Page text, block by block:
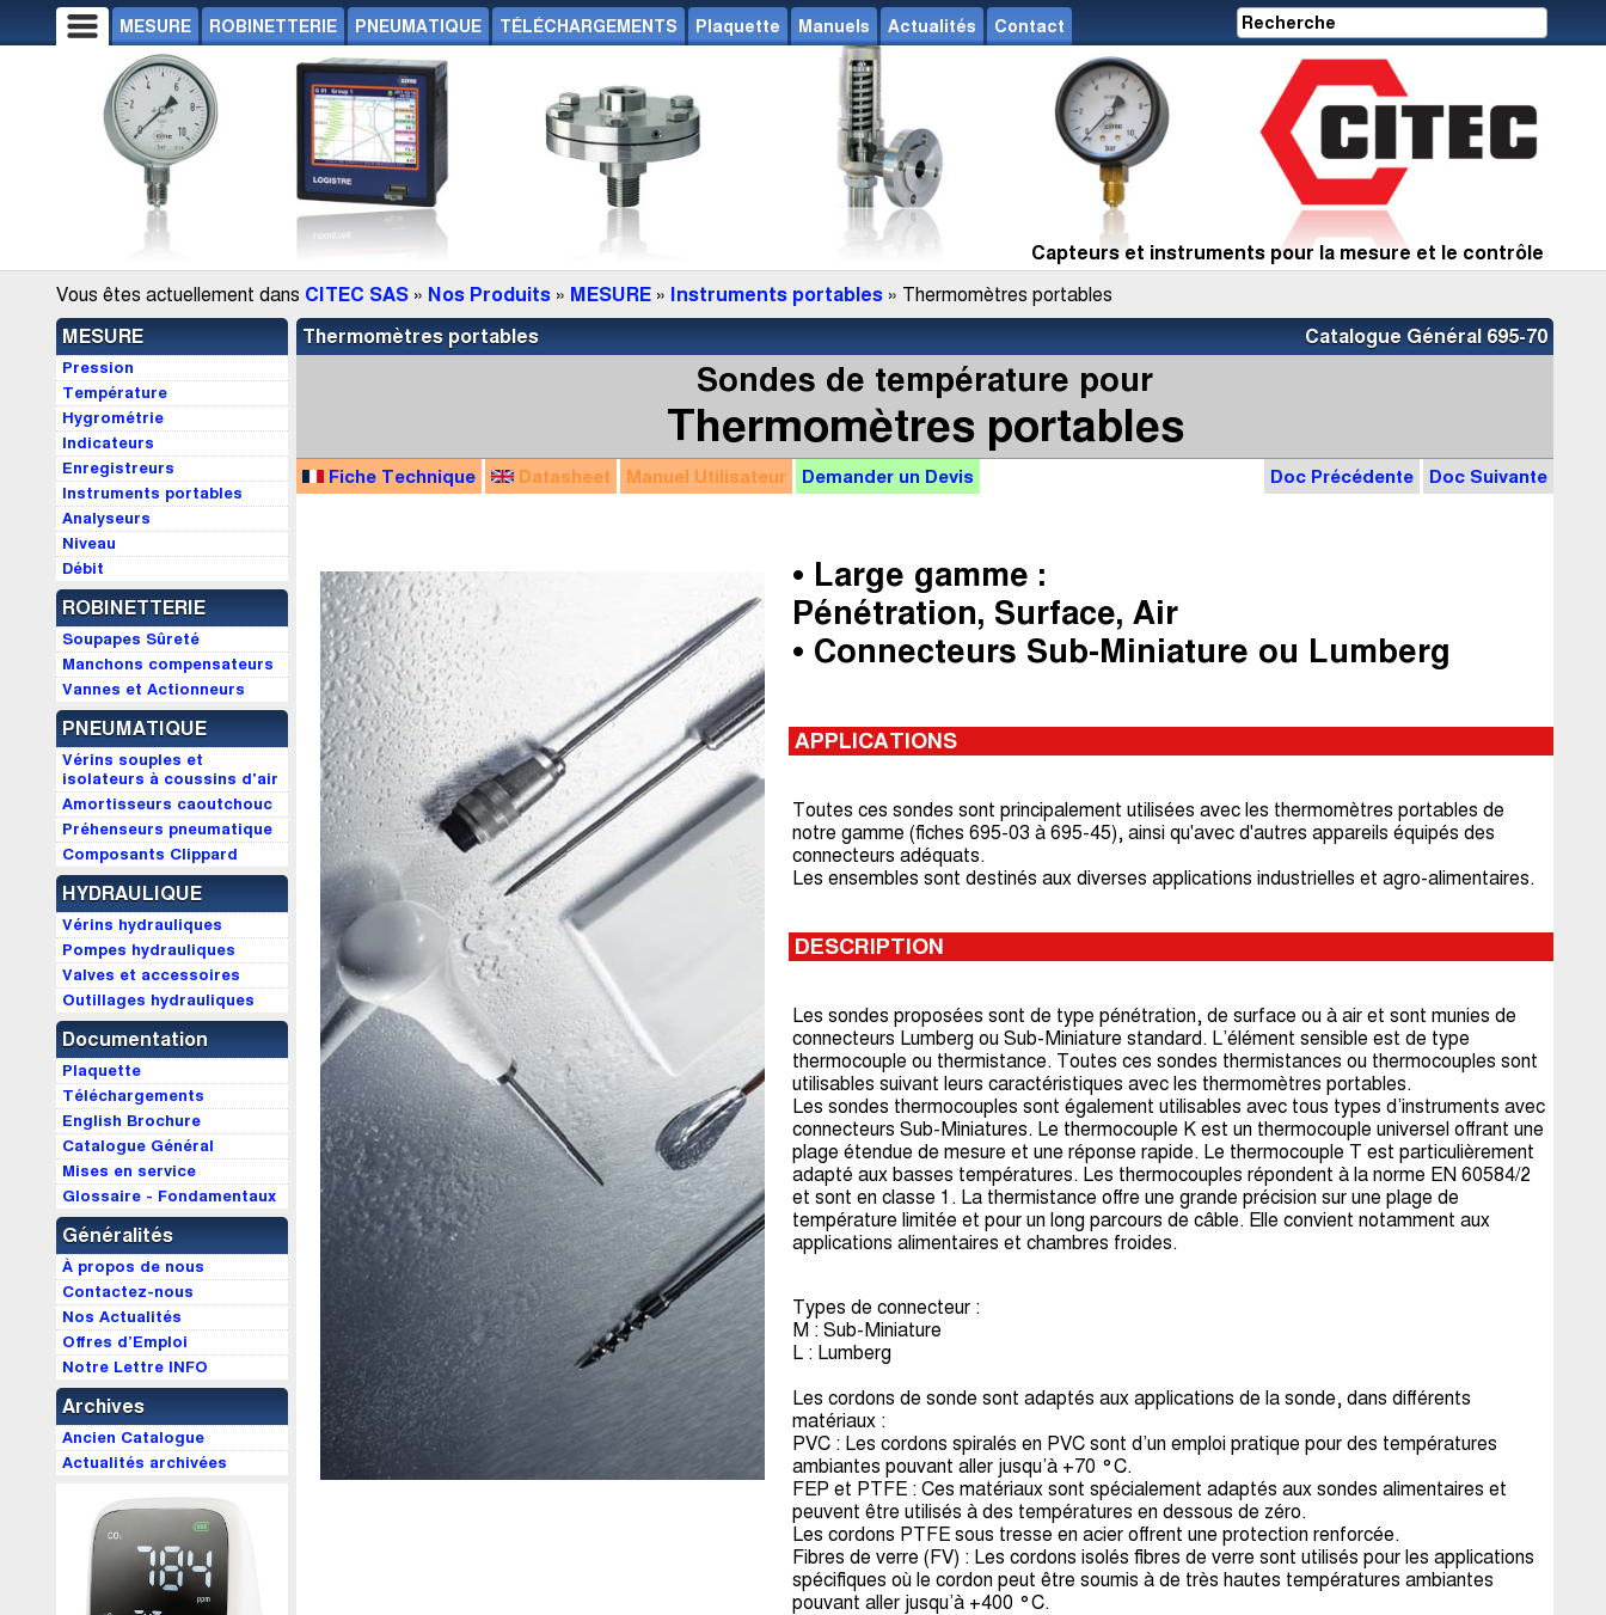
MESURE ROBINETTERIE PNEUMATIQUE TÉLÉCHARGEMENTS Plaquette Manuels Actualités Contact
Capteurs et instruments pour la mesure et le contrôle
Vous êtes actuellement dans CITEC SAS » Nos Produits » MESURE » Instruments portables » Thermomètres portables
MESURE
Pression
Température
Hygrométrie
Indicateurs
Enregistreurs
Instruments portables
Analyseurs
Niveau
Débit
ROBINETTERIE
Soupapes Sûreté
Manchons compensateurs
Vannes et Actionneurs
PNEUMATIQUE
Vérins souples et
isolateurs à coussins d'air
Amortisseurs caoutchouc
Préhenseurs pneumatique
Composants Clippard
HYDRAULIQUE
Vérins hydrauliques
Pompes hydrauliques
Valves et accessoires
Outillages hydrauliques
Documentation
Plaquette
Téléchargements
English Brochure
Catalogue Général
Mises en service
Glossaire - Fondamentaux
Généralités
À propos de nous
Contactez-nous
Nos Actualités
Offres d’Emploi
Notre Lettre INFO
Archives
Ancien Catalogue
Actualités archivées
Catalogue Général 695-70
Thermomètres portables
Sondes de température pour
Thermomètres portables
Doc Précédente Doc Suivante
Fiche Technique Datasheet Manuel Utilisateur Demander un Devis
• Large gamme :
Pénétration, Surface, Air
• Connecteurs Sub-Miniature ou Lumberg
APPLICATIONS
Toutes ces sondes sont principalement utilisées avec les thermomètres portables de
notre gamme (fiches 695-03 à 695-45), ainsi qu'avec d'autres appareils équipés des
connecteurs adéquats.
Les ensembles sont destinés aux diverses applications industrielles et agro-alimentaires.
DESCRIPTION
Les sondes proposées sont de type pénétration, de surface ou à air et sont munies de
connecteurs Lumberg ou Sub-Miniature standard. L’élément sensible est de type
thermocouple ou thermistance. Toutes ces sondes thermistances ou thermocouples sont
utilisables suivant leurs caractéristiques avec les thermomètres portables.
Les sondes thermocouples sont également utilisables avec tous types d’instruments avec
connecteurs Sub-Miniatures. Le thermocouple K est un thermocouple universel offrant une
plage étendue de mesure et une réponse rapide. Le thermocouple T est particulièrement
adapté aux basses températures. Les thermocouples répondent à la norme EN 60584/2
et sont en classe 1. La thermistance offre une grande précision sur une plage de
température limitée et pour un long parcours de câble. Elle convient notamment aux
applications alimentaires et chambres froides.
Types de connecteur :
M : Sub-Miniature
L : Lumberg
Les cordons de sonde sont adaptés aux applications de la sonde, dans différents
matériaux :
PVC : Les cordons spiralés en PVC sont d’un emploi pratique pour des températures
ambiantes pouvant aller jusqu’à +70 °C.
FEP et PTFE : Ces matériaux sont spécialement adaptés aux sondes alimentaires et
peuvent être utilisés à des températures en dessous de zéro.
Les cordons PTFE sous tresse en acier offrent une protection renforcée.
Fibres de verre (FV) : Les cordons isolés fibres de verre sont utilisés pour les applications
spécifiques où le cordon peut être soumis à de très hautes températures ambiantes
pouvant aller jusqu’à +400 °C.